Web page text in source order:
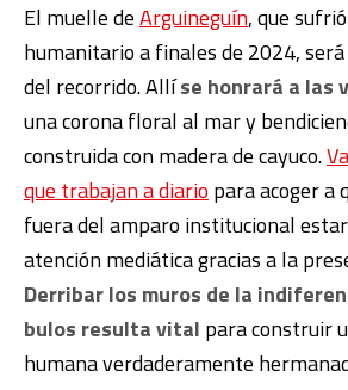
El muelle deArguineguín, que
humanitario a finales de 2024,
del recorrido. Allíse honrará a las
una corona floral al mar y
construida con madera de cayuco.
que trabajan a diariopara acoger a
fuera del amparo institucional
atención mediática gracias a la
Derribar los muros de la
bulos resulta vital para construir
humana verdaderamente